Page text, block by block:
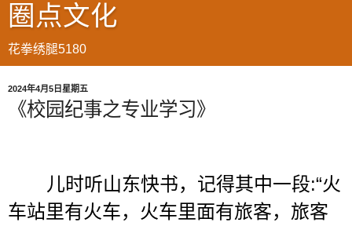
圈点文化
花拳绣腿5180
2024年4月5日星期五
《校园纪事之专业学习》
儿时听山东快书，记得其中一段:“火
车站里有火车，火车里面有旅客，旅客